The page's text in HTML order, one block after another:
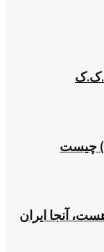
چیست
آنجا ایران